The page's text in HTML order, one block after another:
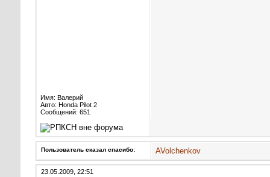
Имя: Валерий
Авто: Honda Pilot 2
Сообщений: 651
Пользователь сказал cпасибо: AVolchenkov
23.05.2009, 22:51